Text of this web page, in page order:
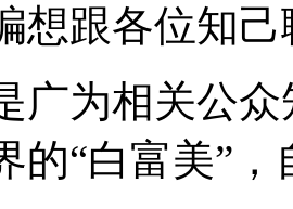
想跟各位知己
广为相关公
的“白富美”